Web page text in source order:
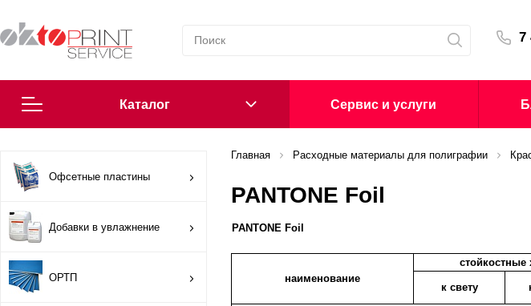
7
Каталог
Согласие на обработку персональных данных
Политика в области обработки персональных данных
Сообщить о нарушении
Офсетные пластины
Cервис и услуги
Офсетные пластины
Добавки в увлажнение
ОРТП
Главная Расходные материалы для полиграфии
PANTONE Foil
PANTONE Foil
наименование
стойкостные
к свету